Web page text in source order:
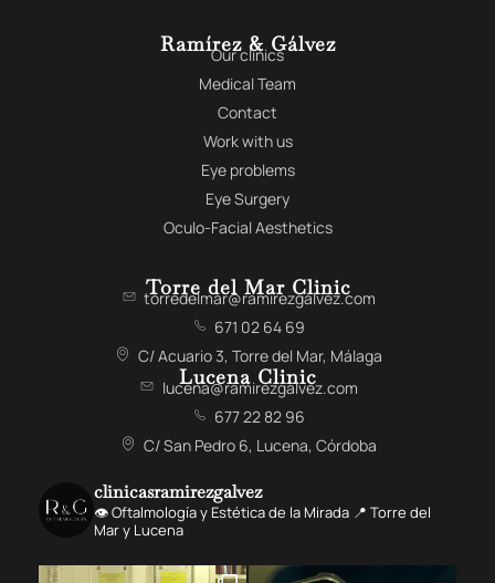
Ramírez & Gálvez
Our clinics
Medical Team
Contact
Work with us
Eye problems
Eye Surgery
Oculo-Facial Aesthetics
Torre del Mar Clinic
torredelmar@ramirezgalvez.com
671 02 64 69
C/ Acuario 3, Torre del Mar, Málaga
Lucena Clinic
lucena@ramirezgalvez.com
677 22 82 96
C/ San Pedro 6, Lucena, Córdoba
clinicasramirezgalvez
👁️ Oftalmología y Estética de la Mirada 📍 Torre del
Mar y Lucena